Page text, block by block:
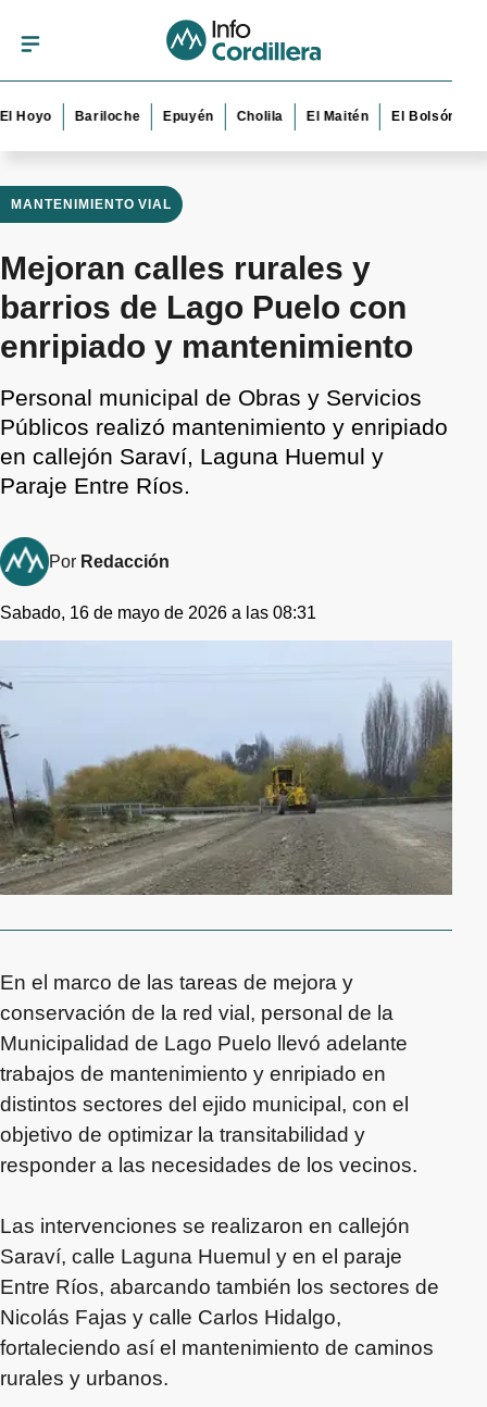
Bariloche Epuyén Cholila El Maitén El Bolsón Esquel
MANTENIMIENTO VIAL
Mejoran calles rurales y
barrios de Lago Puelo con
enripiado y mantenimiento
Personal municipal de Obras y Servicios
Públicos realizó mantenimiento y enripiado
en callejón Saraví, Laguna Huemul y
Paraje Entre Ríos.
Por Redacción
Sabado, 16 de mayo de 2026 a las 08:31
En el marco de las tareas de mejora y
conservación de la red vial, personal de la
Municipalidad de Lago Puelo llevó adelante
trabajos de mantenimiento y enripiado en
distintos sectores del ejido municipal, con el
objetivo de optimizar la transitabilidad y
responder a las necesidades de los vecinos.
Las intervenciones se realizaron en callejón
Saraví, calle Laguna Huemul y en el paraje
Entre Ríos, abarcando también los sectores de
Nicolás Fajas y calle Carlos Hidalgo,
fortaleciendo así el mantenimiento de caminos
rurales y urbanos.